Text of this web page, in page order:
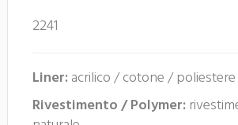
2241
Liner:acrilico / cotone / poliestere
Rivestimento / Polymer: